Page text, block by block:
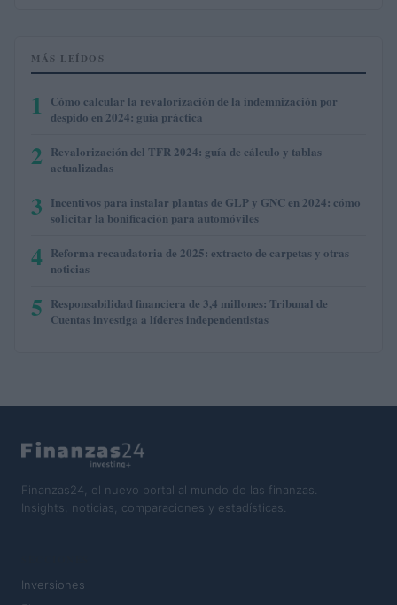
MÁS LEÍDOS
1
Cómo calcular la revalorización de la indemnización por
despido en 2024: guía práctica
2 Revalorización del TFR 2024: guía de cálculo y tablas
actualizadas
3 Incentivos para instalar plantas de GLP y GNC en 2024: cómo
solicitar la bonificación para automóviles
4 Reforma recaudatoria de 2025: extracto de carpetas y otras
noticias
5 Responsabilidad financiera de 3,4 millones: Tribunal de
Cuentas investiga a líderes independentistas
Finanzas24, el nuevo portal al mundo de las finanzas.
Insights, noticias, comparaciones y estadísticas.
Inversiones